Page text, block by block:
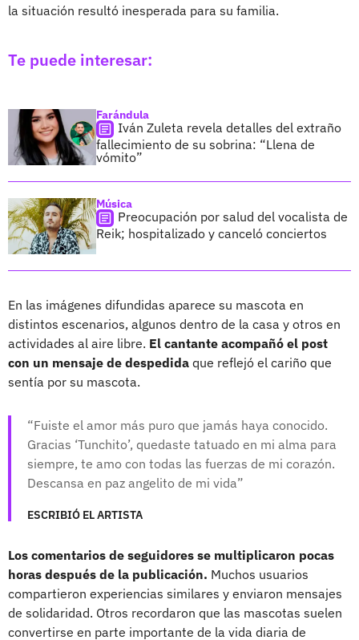
la situación resultó inesperada para su familia.
Te puede interesar:
Farándula
Iván Zuleta revela detalles del extraño
fallecimiento de su sobrina: “Llena de
vómito”
Música
Preocupación por salud del vocalista de
Reik; hospitalizado y canceló conciertos
En las imágenes difundidas aparece su mascota en
distintos escenarios, algunos dentro de la casa y otros en
actividades al aire libre. El cantante acompañó el post
con un mensaje de despedida que reflejó el cariño que
sentía por su mascota.
Fuiste el amor más puro que jamás haya conocido.
Gracias ‘Tunchito’, quedaste tatuado en mi alma para
siempre, te amo con todas las fuerzas de mi corazón.
Descansa en paz angelito de mi vida
ESCRIBIÓ EL ARTISTA
Los comentarios de seguidores se multiplicaron pocas
horas después de la publicación. Muchos usuarios
compartieron experiencias similares y enviaron mensajes
de solidaridad. Otros recordaron que las mascotas suelen
convertirse en parte importante de la vida diaria de